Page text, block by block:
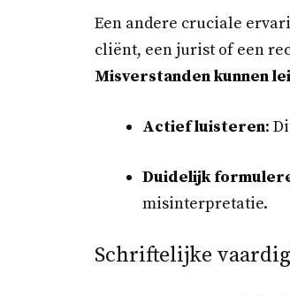
Een andere cruciale
cliënt, een jurist of een
Misverstanden kunnen
Actief luisteren:
Duidelijk
misinterpretatie.
Schriftelijke